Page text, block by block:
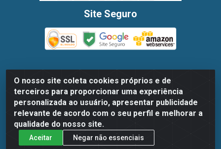
O nosso site coleta cookies próprios e de
terceiros para proporcionar uma experiência
personalizada ao usuário, apresentar publicidade
relevante de acordo com o seu perfil e melhorar a
qualidade do nosso site.
Aceitar Negar não essenciais
Site Seguro
Dispan Distribuidora de Alimentos LTDA - Avenida
Marechal Mascarenhas De Moraes, 1048- Imbiribeira,
Recife/PE - CEP 51.170-000 - CNPJ 30.779.584/0003-78